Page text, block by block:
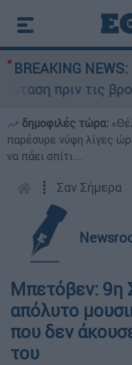
BREAKING NEWS:
πριν τις βροχές
δημοφιλές τώρα:
παρέσυρε νύφη λίγες
να πάει σπίτι...
┋ Σαν Σήμερα
Μπετόβεν: 9η
απόλυτο
που δεν
του